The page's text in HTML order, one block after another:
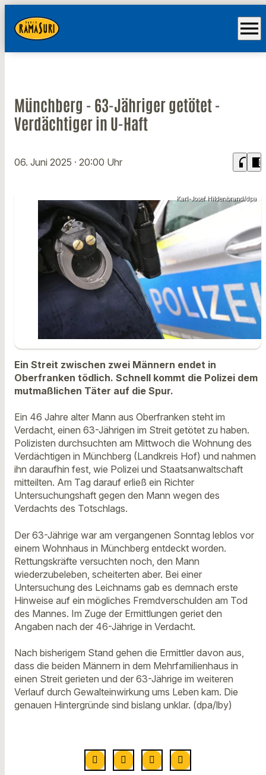
menu
Münchberg - 63-Jähriger getötet -
Verdächtiger in U-Haft
06. Juni 2025 · 20:00 Uhr headphones chrome_reader_mode
Karl-Josef Hildenbrand/dpa
Ein Streit zwischen zwei Männern endet in
Oberfranken tödlich. Schnell kommt die Polizei dem
mutmaßlichen Täter auf die Spur.
Ein 46 Jahre alter Mann aus Oberfranken steht im
Verdacht, einen 63-Jährigen im Streit getötet zu haben.
Polizisten durchsuchten am Mittwoch die Wohnung des
Verdächtigen in Münchberg (Landkreis Hof) und nahmen
ihn daraufhin fest, wie Polizei und Staatsanwaltschaft
mitteilten. Am Tag darauf erließ ein Richter
Untersuchungshaft gegen den Mann wegen des
Verdachts des Totschlags.
Der 63-Jährige war am vergangenen Sonntag leblos vor
einem Wohnhaus in Münchberg entdeckt worden.
Rettungskräfte versuchten noch, den Mann
wiederzubeleben, scheiterten aber. Bei einer
Untersuchung des Leichnams gab es demnach erste
Hinweise auf ein mögliches Fremdverschulden am Tod
des Mannes. Im Zuge der Ermittlungen geriet den
Angaben nach der 46-Jährige in Verdacht.
Nach bisherigem Stand gehen die Ermittler davon aus,
dass die beiden Männern in dem Mehrfamilienhaus in
einen Streit gerieten und der 63-Jährige im weiteren
Verlauf durch Gewalteinwirkung ums Leben kam. Die
genauen Hintergründe sind bislang unklar. (dpa/lby)